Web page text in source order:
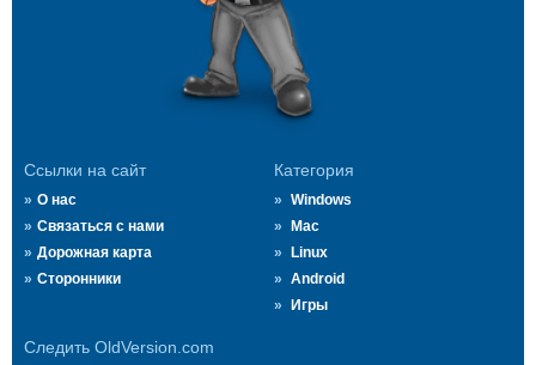
Ссылки на сайт
О нас
Связаться с нами
Дорожная карта
Сторонники
Категория
Windows
Mac
Linux
Android
Игры
Следить OldVersion.com